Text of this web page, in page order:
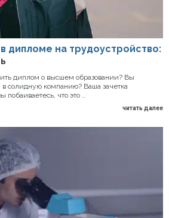
дипломе на трудоустройство:
диплом о высшем образовании? Вы
в солидную компанию? Ваша зачетка
побаиваетесь, что это …
читать далее